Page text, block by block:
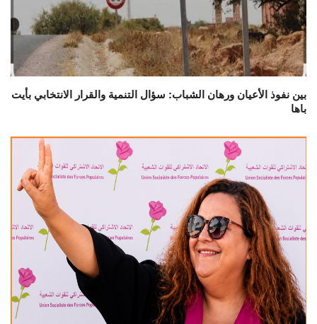
بين نفوذ الأعيان ورهان الشباب: سؤال التنمية والقرار الانتخابي بأيت
باها